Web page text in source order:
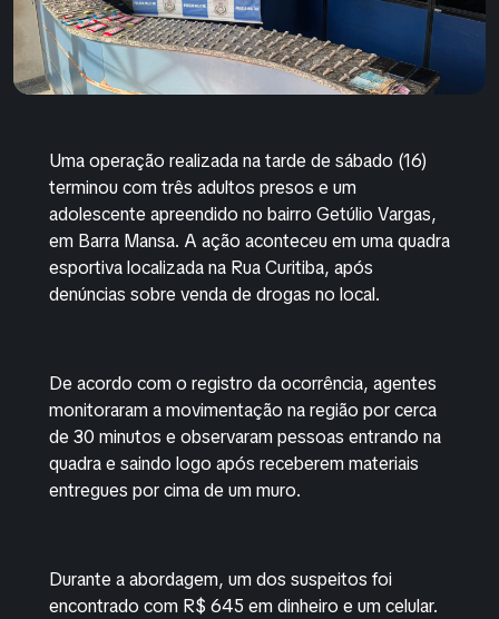
Uma operação realizada na tarde de sábado (16)
terminou com três adultos presos e um
adolescente apreendido no bairro Getúlio Vargas,
em Barra Mansa. A ação aconteceu em uma quadra
esportiva localizada na Rua Curitiba, após
denúncias sobre venda de drogas no local.
De acordo com o registro da ocorrência, agentes
monitoraram a movimentação na região por cerca
de 30 minutos e observaram pessoas entrando na
quadra e saindo logo após receberem materiais
entregues por cima de um muro.
Durante a abordagem, um dos suspeitos foi
encontrado com R$ 645 em dinheiro e um celular.